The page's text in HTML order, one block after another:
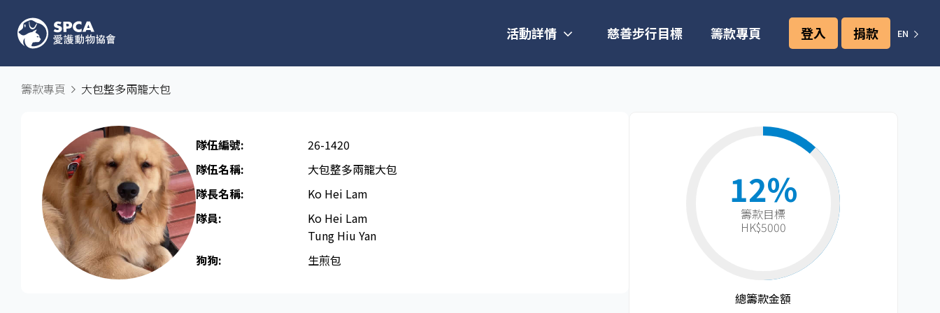
EN
活動詳情 慈善步行目標 籌款專頁 登入 捐款
籌款專頁 大包整多兩籠大包
隊伍編號:
26-1420
隊伍名稱:
大包整多兩籠大包
隊長名稱​:
Ko Hei Lam
隊員:
Ko Hei Lam
Tung Hiu Yan
狗狗:
生煎包
12%
籌款目標​
HK$5000
總籌款金額​